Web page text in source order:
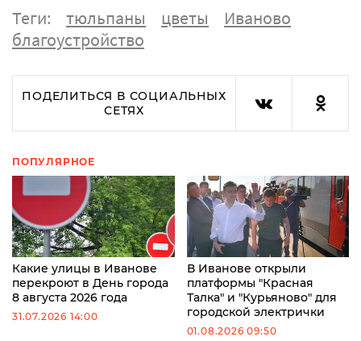
Теги: тюльпаны цветы
Иваново
благоустройство
ПОДЕЛИТЬСЯ В СОЦИАЛЬНЫХ
СЕТЯХ
ПОПУЛЯРНОЕ
Какие улицы в Иванове
перекроют в День города
8 августа 2026 года
31.07.2026 14:00
В Иванове открыли
платформы "Красная
Талка" и "Курьяново" для
городской электрички
01.08.2026 09:50